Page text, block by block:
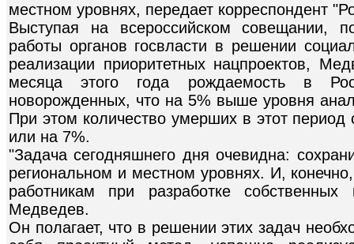
местном уровнях, передает корреспондент
Выступая на всероссийском совещании,
работы органов госвласти в решении
реализации приоритетных нацпроектов,
месяца этого года рождаемость в
новорожденных, что на 5% выше уровня
При этом количество умерших в этот период
или на 7%.
"Задача сегодняшнего дня очевидна:
региональном и местном уровнях. И,
работникам при разработке
Медведев.
Он полагает, что в решении этих задач